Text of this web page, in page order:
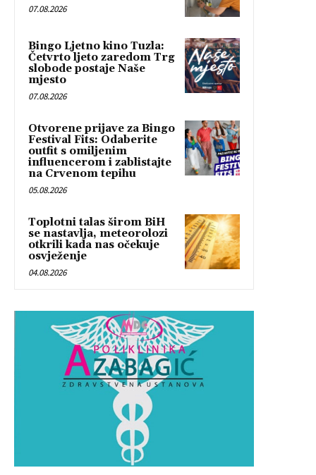
07.08.2026
Bingo Ljetno kino Tuzla:
Četvrto ljeto zaredom Trg
slobode postaje Naše
mjesto
07.08.2026
Otvorene prijave za Bingo
Festival Fits: Odaberite
outfit s omiljenim
influencerom i zablistajte
na Crvenom tepihu
05.08.2026
Toplotni talas širom BiH
se nastavlja, meteorolozi
otkrili kada nas očekuje
osvježenje
04.08.2026